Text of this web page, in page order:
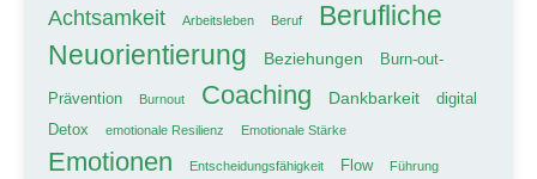
Achtsamkeit Arbeitsleben Beruf
Berufliche
Neuorientierung
Beziehungen Burn-out-
Prävention Burnout Coaching Dankbarkeit
digital
Detox
emotionale Resilienz Emotionale Stärke
Emotionen Entscheidungsfähigkeit Flow Führung